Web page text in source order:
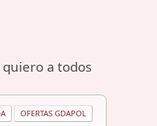
a todos
OFERTAS GDAPOL